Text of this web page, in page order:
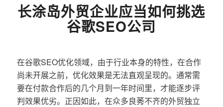
长涂岛外贸企业应当如何挑选
谷歌SEO公司
在谷歌SEO优化领域，由于行业本身的特性，在合作
尚未开展之前，优化效果是无法直观呈现的。通常需
要在付款合作后的几个月到一年时间里，才能逐步评
判效果优劣。正因如此，在众多良莠不齐的外贸独立